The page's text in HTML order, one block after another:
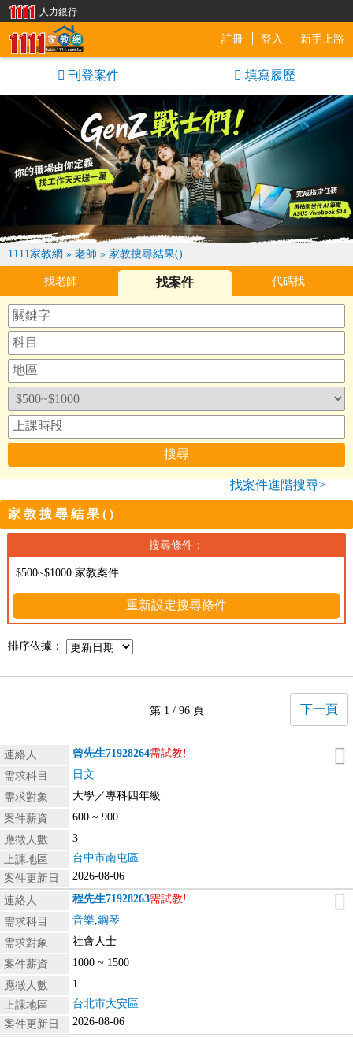
註冊 登入 新手上路
刊登案件 填寫履歷
1111家教網 » 老師 » 家教搜尋結果()
找老師 找案件 代碼找
找案件進階搜尋>
家教搜尋結果()
搜尋條件：
$500~$1000 家教案件
重新設定搜尋條件
排序依據：
第 1 / 96 頁 下一頁
連絡人 曾先生71928264需試教!
需求科目
日文
需求對象
大學／專科四年級
案件薪資
600 ~ 900
應徵人數
3
上課地區
台中市南屯區
案件更新日
2026-08-06
連絡人 程先生71928263需試教!
需求科目
音樂 鋼琴
需求對象
社會人士
案件薪資
1000 ~ 1500
應徵人數
1
上課地區
台北市大安區
案件更新日
2026-08-06
人力銀行